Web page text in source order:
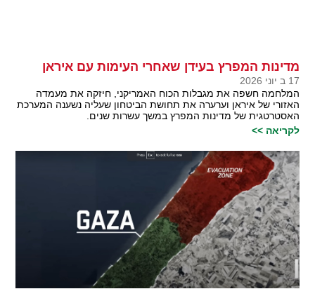
מדינות המפרץ בעידן שאחרי העימות עם איראן
17 ב יוני 2026
המלחמה חשפה את מגבלות הכוח האמריקני, חיזקה את מעמדה
האזורי של איראן וערערה את תחושת הביטחון שעליה נשענה המערכת
האסטרטגית של מדינות המפרץ במשך עשרות שנים.
לקריאה >>